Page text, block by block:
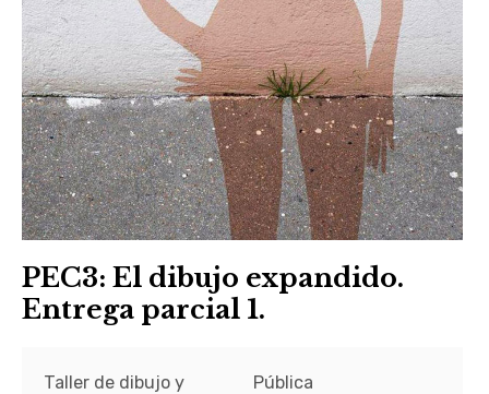
PEC3: El dibujo expandido.
Entrega parcial 1.
Taller de dibujo y
Pública